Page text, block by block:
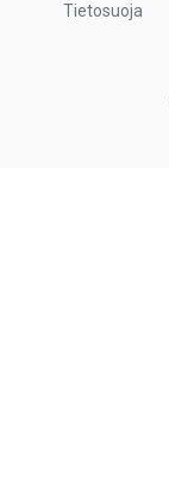
Tietosuoja